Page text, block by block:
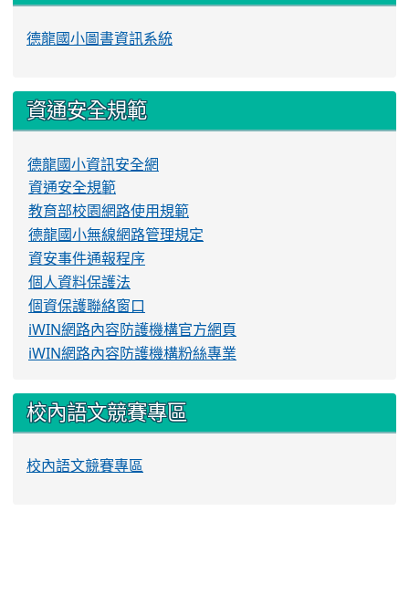
德龍國小圖書資訊系統
資通安全規範
德龍國小資訊安全網
資通安全規範
教育部校園網路使用規範
德龍國小無線網路管理規定
資安事件通報程序
個人資料保護法
個資保護聯絡窗口
iWIN網路內容防護機構官方網頁
iWIN網路內容防護機構粉絲專業
校內語文競賽專區
校內語文競賽專區